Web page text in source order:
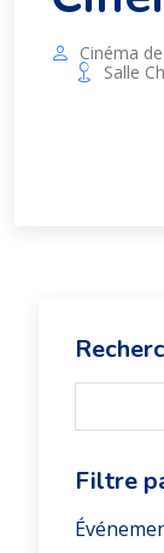
Cinéma
Salle
Filtre